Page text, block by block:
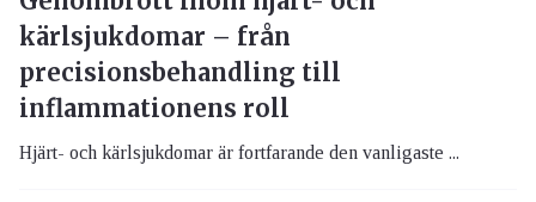
kärlsjukdomar – från
precisionsbehandling till
inflammationens roll
Hjärt- och kärlsjukdomar är fortfarande den vanligaste ...